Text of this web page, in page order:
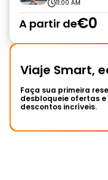
11:00 AM
A partir de€0
Viaje Smart,
Faça sua primeira
desbloqueie ofertas e
descontos incríveis.